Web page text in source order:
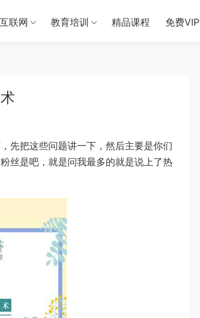
联网 教育培训 精品课程 免费VIP
先把这些问题讲一下，然后主要是你们
丝是吧，就是问我最多的就是说上了热